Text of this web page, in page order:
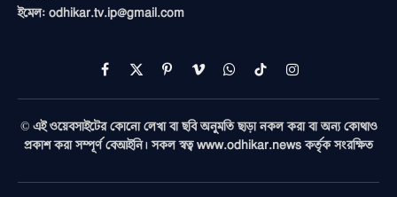
ইমেল: odhikar.tv.ip@gmail.com
Facebook
X
(Twitter)
PinterestVimeoWhatsAppTikTokInstagram
© এই ওয়েবসাইটের কোনো লেখা বা ছবি অনুমতি ছাড়া নকল করা বা অন্য কোথাও
প্রকাশ করা সম্পূর্ণ বেআইনি। সকল স্বত্ব www.odhikar.news কর্তৃক সংরক্ষিত